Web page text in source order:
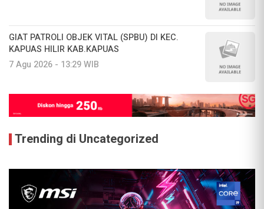
GIAT PATROLI OBJEK VITAL (SPBU) DI KEC.
KAPUAS HILIR KAB.KAPUAS
7 Agu 2026 - 13:29 WIB
Trending di Uncategorized